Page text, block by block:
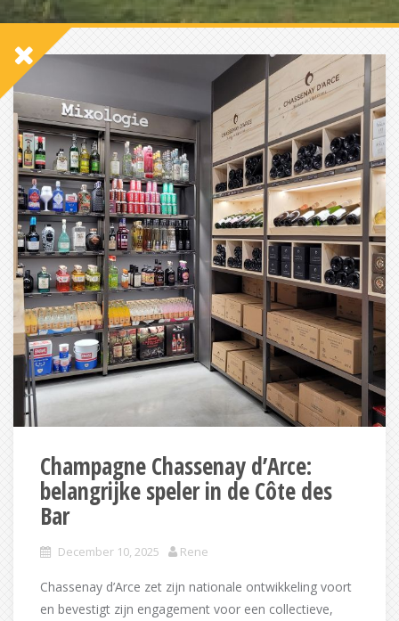
Champagne Chassenay d’Arce:
belangrijke speler in de Côte des
Bar
December 10, 2025 Rene
Chassenay d’Arce zet zijn nationale ontwikkeling voort
en bevestigt zijn engagement voor een collectieve,